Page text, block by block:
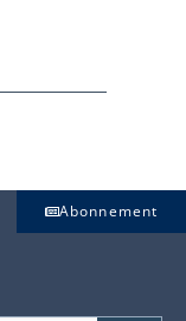
Abonnement